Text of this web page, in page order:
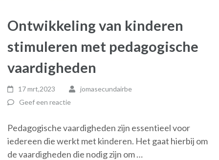
Ontwikkeling van kinderen
stimuleren met pedagogische
vaardigheden
17 mrt,2023
jomasecundairbe
Geef een reactie
Pedagogische vaardigheden zijn essentieel voor
iedereen die werkt met kinderen. Het gaat hierbij om
de vaardigheden die nodig zijn om …